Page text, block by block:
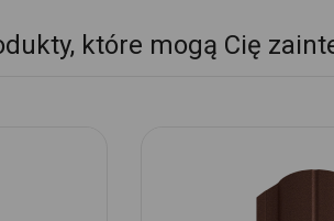
które mogą Cię